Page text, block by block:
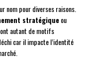
nom pour diverses raisons.
stratégiqueou
autant de motifs
car il impacte l’identité